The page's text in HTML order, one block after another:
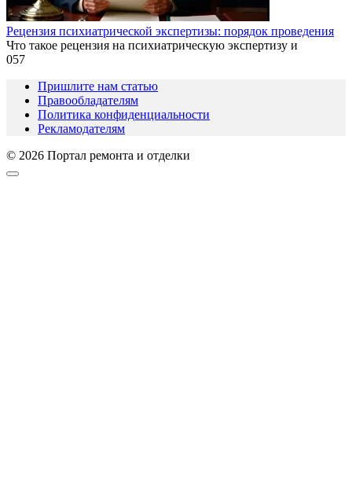
Рецензия психиатрической экспертизы: порядок проведения
Что такое рецензия на психиатрическую экспертизу и
057
Пришлите нам статью
Правообладателям
Политика конфиденциальности
Рекламодателям
© 2026 Портал ремонта и отделки